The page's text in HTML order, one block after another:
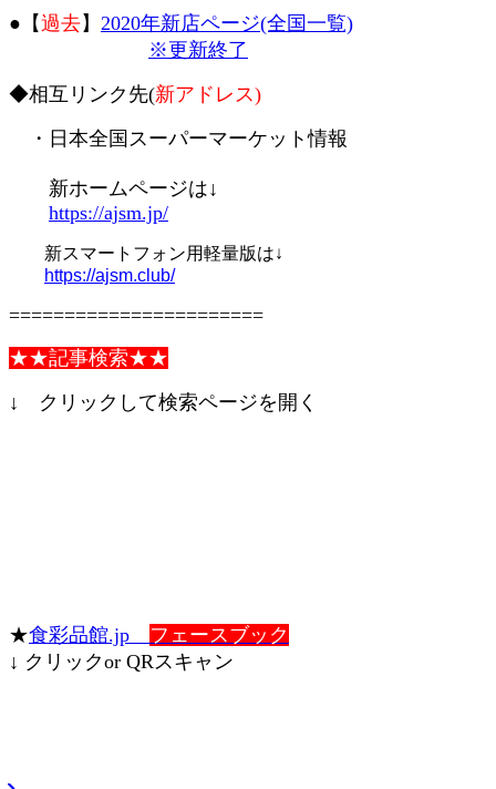
●【過去】 2020年新店ページ(全国一覧)
※更新終了
◆相互リンク先(新アドレス)
・日本全国スーパーマーケット情報
新ホームページは↓
https://ajsm.jp/
新スマートフォン用軽量版は↓
https://ajsm.club/
=======================
★★記事検索★★
↓ クリックして検索ページを開く
★食彩品館.jp フェースブック
↓ クリックor QRスキャン